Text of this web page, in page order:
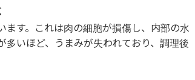
す。これは肉の細胞が損傷し、内部の水
いほど、うまみが失われており、調理後